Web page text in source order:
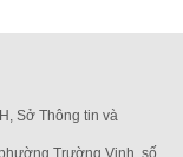
Sở Thông tin và
Trường Vinh, số